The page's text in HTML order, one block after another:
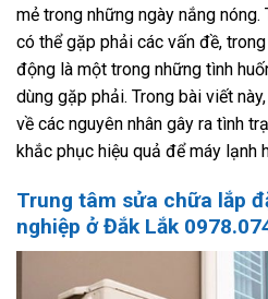
mẻ trong những ngày nắng
có thể gặp phải các vấn đề,
động là một trong những tình
dùng gặp phải. Trong bài viết
về các nguyên nhân gây ra tình
khắc phục hiệu quả để máy lạnh
Trung tâm sửa chữa lắp
nghiệp ở Đắk Lắk